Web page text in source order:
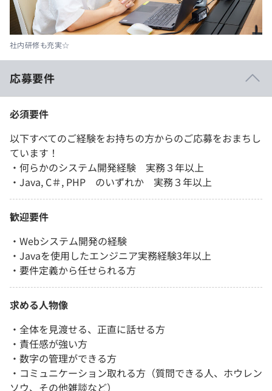
社内研修も充実☆
応募要件
必須要件
以下すべてのご経験をお持ちの方からのご応募をおまちし
ています！
・何らかのシステム開発経験 実務３年以上
・Java, C＃, PHP のいずれか 実務３年以上
歓迎要件
・Webシステム開発の経験
・Javaを使用したエンジニア実務経験3年以上
・要件定義から任せられる方
求める人物像
・全体を見渡せる、正直に話せる方
・責任感が強い方
・数字の管理ができる方
・コミュニケーション取れる方（質問できる人、ホウレン
ソウ、その他雑談など）